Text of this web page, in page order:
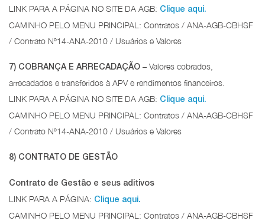
LINK PARA A PÁGINA NO SITE DA AGB: Clique aqui.
CAMINHO PELO MENU PRINCIPAL: Contratos / ANA-AGB-CBHSF
/ Contrato Nº14-ANA-2010 / Usuários e Valores
7) COBRANÇA E ARRECADAÇÃO – Valores cobrados,
arrecadados e transferidos à APV e rendimentos financeiros.
LINK PARA A PÁGINA NO SITE DA AGB: Clique aqui.
CAMINHO PELO MENU PRINCIPAL: Contratos / ANA-AGB-CBHSF
/ Contrato Nº14-ANA-2010 / Usuários e Valores
8) CONTRATO DE GESTÃO
Contrato de Gestão e seus aditivos
LINK PARA A PÁGINA: Clique aqui.
CAMINHO PELO MENU PRINCIPAL: Contratos / ANA-AGB-CBHSF